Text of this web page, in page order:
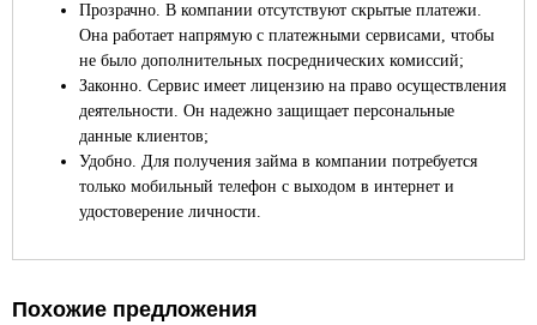
Прозрачно. В компании отсутствуют скрытые платежи.
Она работает напрямую с платежными сервисами, чтобы
не было дополнительных посреднических комиссий;
Законно. Сервис имеет лицензию на право осуществления
деятельности. Он надежно защищает персональные
данные клиентов;
Удобно. Для получения займа в компании потребуется
только мобильный телефон с выходом в интернет и
удостоверение личности.
Похожие предложения